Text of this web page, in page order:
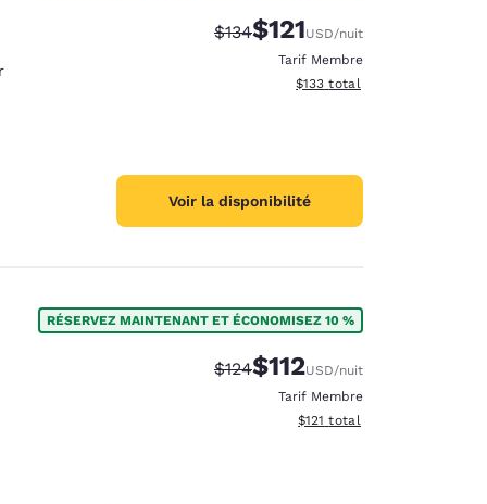
Tarif barré :
$134Tarif réduit :
$121USD/nuit
Tarif Membre
Afficher les détails du total
$133 total
Voir la disponibilité
RÉSERVEZ MAINTENANT ET ÉCONOMISEZ 10 %
Tarif barré :
$124Tarif réduit :
$112USD/nuit
Tarif Membre
Afficher les détails du total
$121 total